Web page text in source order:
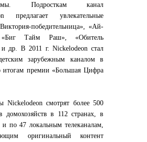
Подросткам канал
предлагает увлекательные
победительница», «Ай-
Тайм Раш», «Обитель
др. В 2011 г. Nickelodeon стал
зарубежным каналом в
итогам премии «Большая Цифра
Nickelodeon смотрят более 500
домохозяйств в 112 странах, в
по 47 локальным телеканалам,
оригинальный контент